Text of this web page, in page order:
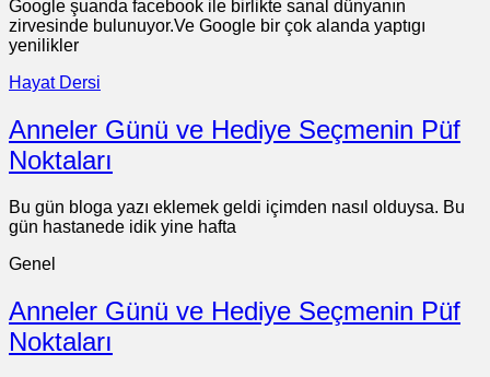
Google şuanda facebook ile birlikte sanal dünyanın
zirvesinde bulunuyor.Ve Google bir çok alanda yaptıgı
yenilikler
Hayat Dersi
Anneler Günü ve Hediye Seçmenin Püf
Noktaları
Bu gün bloga yazı eklemek geldi içimden nasıl olduysa. Bu
gün hastanede idik yine hafta
Genel
Anneler Günü ve Hediye Seçmenin Püf
Noktaları